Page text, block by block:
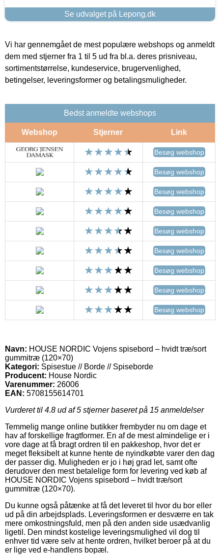
Se udvalget på Lepong.dk
Vi har gennemgået de mest populære webshops og anmeldt
dem med stjerner fra 1 til 5 ud fra bl.a. deres prisniveau,
sortimentstørrelse, kundeservice, brugervenlighed,
betingelser, leveringsformer og betalingsmuligheder.
Bedst anmeldte webshops
Webshop Stjerner Link
Besøg webshop
Besøg webshop
Besøg webshop
Besøg webshop
Besøg webshop
Besøg webshop
Besøg webshop
Besøg webshop
Besøg webshop
Navn: HOUSE NORDIC Vojens spisebord – hvidt træ/sort
gummitræ (120×70)
Kategori: Spisestue // Borde // Spiseborde
Producent: House Nordic
Varenummer: 26006
EAN: 5708155614701
Vurderet til 4.8 ud af 5 stjerner baseret på 15 anmeldelser
Temmelig mange online butikker frembyder nu om dage et
hav af forskellige fragtformer. En af de mest almindelige er i
vore dage at få bragt ordren til en pakkeshop, hvor det er
meget fleksibelt at kunne hente de nyindkøbte varer den dag
der passer dig. Muligheden er jo i høj grad let, samt ofte
derudover den mest betalelige form for levering ved køb af
HOUSE NORDIC Vojens spisebord – hvidt træ/sort
gummitræ (120×70).
Du kunne også påtænke at få det leveret til hvor du bor eller
ud på din arbejdsplads. Leveringsformen er desværre en tak
mere omkostningsfuld, men på den anden side usædvanlig
ligetil. Den mindst kostelige leveringsmulighed vil dog til
enhver tid være selv at hente ordren, hvilket beroer på at du
er lige ved e-handlens bopæl.